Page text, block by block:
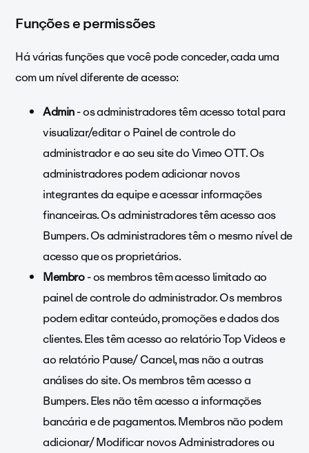
Funções e permissões
Há várias funções que você pode conceder, cada uma
com um nível diferente de acesso:
Admin- os administradores têm acesso total para
visualizar/editar o Painel de controle do
administrador e ao seu site do Vimeo OTT. Os
administradores podem adicionar novos
integrantes da equipe e acessar informações
financeiras. Os administradores têm acesso aos
Bumpers. Os administradores têm o mesmo nível de
acesso que os proprietários.
Membro- os membros têm acesso limitado ao
painel de controle do administrador. Os membros
podem editar conteúdo, promoções e dados dos
clientes. Eles têm acesso ao relatório Top Videos e
ao relatório Pause/ Cancel, mas não a outras
análises do site. Os membros têm acesso a
Bumpers. Eles não têm acesso a informações
bancária e de pagamentos. Membros não podem
adicionar/ Modificar novos Administradores ou